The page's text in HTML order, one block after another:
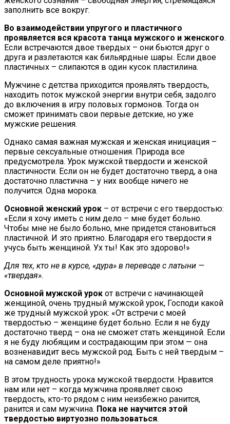
заполнить все вокруг.
Во взаимодействии упругого и пластичного
проявляется вся красота танца мужского и женского.
Если встречаются двое твердых – они бьются друг о
друга и разлетаются как бильярдные шары. Если двое
пластичных – слипаются в один кусок пластилина.
Мужчине с детства приходится проявлять твердость,
находить поток мужской энергии внутри себя, задолго
до включения в игру половых гормонов. Тогда он
сможет принимать свои первые детские, но уже
мужские решения.
Однако самая важная мужская и женская инициация –
первые сексуальные отношения. Природа все
предусмотрела. Урок мужской твердости и женской
пластичности. Если он не будет достаточно тверд, а она
достаточно пластична – у них вообще ничего не
получится. Одна морока.
Основной женский урок – от встречи с его твердостью:
«Если я хочу иметь с ним дело – мне будет больно.
Чтобы мне не было больно, мне придется становиться
пластичной. И это приятно. Благодаря его твердости я
учусь быть женщиной. Ух ты! Как это здорово!»
Для тех, кто не в курсе, «дура» в переводе с латыни —
«твердая».
Основной мужской урок от встречи с начинающей
женщиной, очень трудный мужской урок, Господи какой
же трудный мужской урок: «От встречи с моей
твердостью – женщине будет больно. Если я не буду
достаточно тверд – она не сможет стать женщиной. Если
я не буду любящим и сострадающим при этом — она
возненавидит весь мужской род. Быть с ней твердым –
на самом деле приятно!»
В этом трудность урока мужской твердости. Нравится
нам или нет – когда мужчина проявляет свою
твердость, кто-то рядом с ним неизбежно ранится,
ранится и сам мужчина. Пока не научится этой
твердостью виртуозно пользоваться.